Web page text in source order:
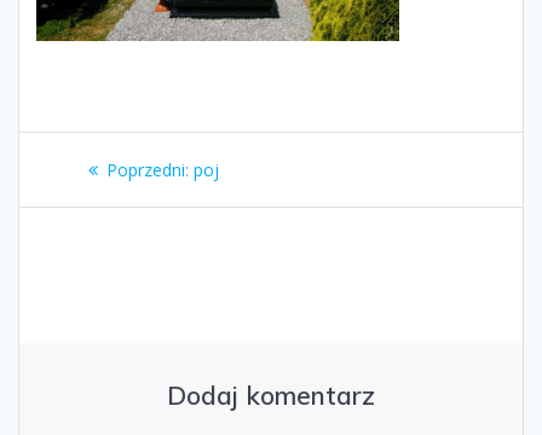
Nawigacja
wpisu
Poprzedni: Poprzedni
poj
Dodaj komentarz